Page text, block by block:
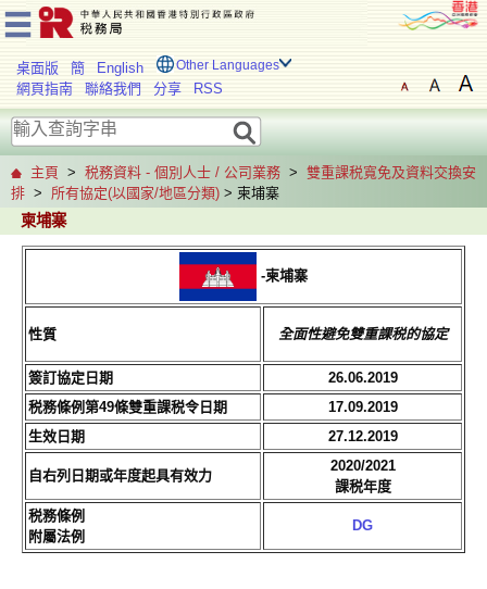
桌面版 簡 English Other Languages
網頁指南 聯絡我們 分享 RSS
主頁 > 税務資料 - 個別人士 / 公司業務 > 雙重課税寬免及資料交換安
排 > 所有協定(以國家/地區分類) > 柬埔寨
柬埔寨
-柬埔寨
性質 全面性避免雙重課税的協定
簽訂協定日期
26.06.2019
税務條例第49條雙重課税令日期
17.09.2019
生效日期
27.12.2019
自右列日期或年度起具有效力
2020/2021
課税年度
税務條例
附屬法例
DG